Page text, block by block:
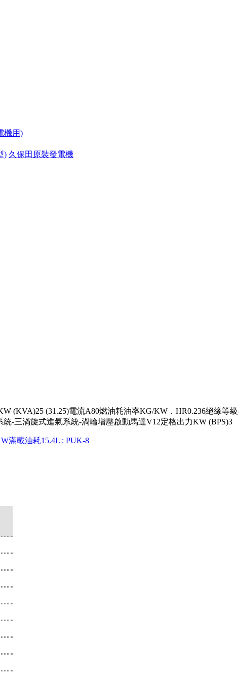
機用)
) 久保田原裝發電機
(KVA)25 (31.25)電流A80燃油耗油率KG/KW．HR0.236絕緣等
-三渦旋式進氣系統-渦輪增壓啟動馬達V12定格出力KW (BPS)3
滿載油耗15.4L : PUK-8